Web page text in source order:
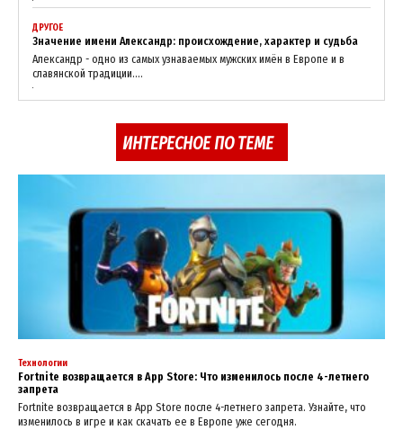
ДРУГОЕ
Значение имени Александр: происхождение, характер и судьба
Александр - одно из самых узнаваемых мужских имён в Европе и в
славянской традиции....
ИНТЕРЕСНОЕ ПО ТЕМЕ
Технологии
Fortnite возвращается в App Store: Что изменилось после 4-летнего
запрета
Fortnite возвращается в App Store после 4-летнего запрета. Узнайте, что
изменилось в игре и как скачать ее в Европе уже сегодня.